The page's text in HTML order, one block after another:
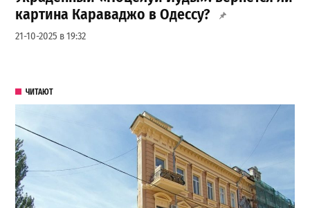
картина Караваджо в Одессу?
21-10-2025 в 19:32
ЧИТАЮТ